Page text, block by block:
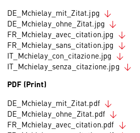
DE_Mchielay_mit_Zitat.jpg
DE_Mchielay_ohne_Zitat.jpg
FR_Mchielay_avec_citation.jpg
FR_Mchielay_sans_citation.jpg
IT_Mchielay_con_citazione.jpg
IT_Mchielay_senza_citazione.jpg
PDF (Print)
DE_Mchielay_mit_Zitat.pdf
DE_Mchielay_ohne_Zitat.pdf
FR_Mchielay_avec_citation.pdf